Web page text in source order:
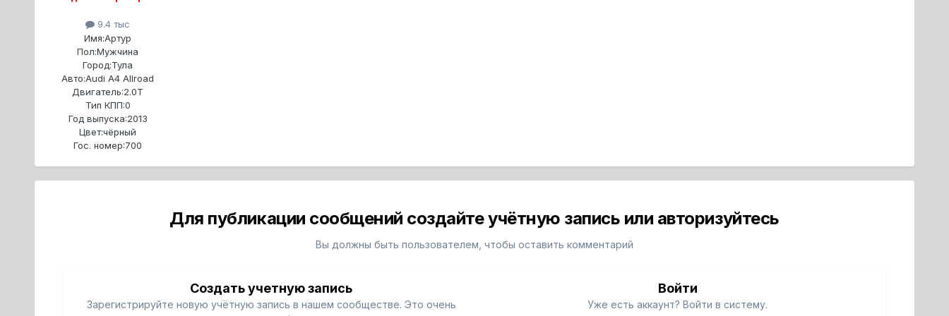
9.4 тыс
Имя:Артур
Пол:Мужчина
Город:Тула
Авто:Audi A4 Allroad
Двигатель:2.0T
Тип КПП:0
Год выпуска:2013
Цвет:чёрный
Гос. номер:700
Для публикации сообщений создайте учётную запись или авторизуйтесь
Вы должны быть пользователем, чтобы оставить комментарий
Создать учетную запись
Зарегистрируйте новую учётную запись в нашем сообществе. Это очень
Войти
Уже есть аккаунт? Войти в систему.